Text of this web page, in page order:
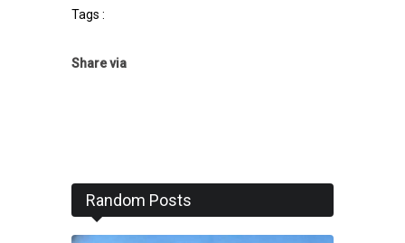
Tags :
Share via
Random Posts